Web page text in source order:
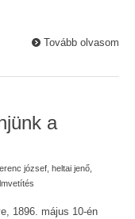
Tovább olvasom
a
józsef heltai jenő
1896. május 10-én